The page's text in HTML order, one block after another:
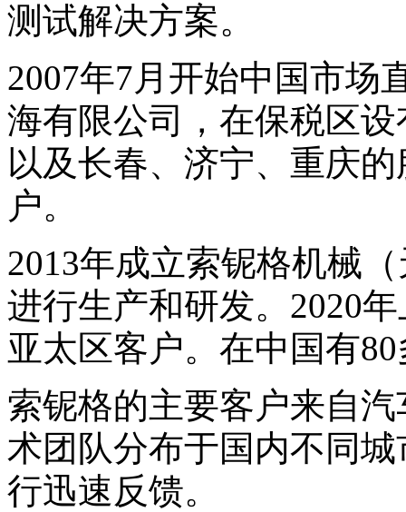
测试解决方案。
2007年7月开始中国市场
海有限公司，在保税区
以及长春、济宁、重庆
户。
2013年成立索铌格机械
进行生产和研发。2020
亚太区客户。在中国有
索铌格的主要客户来自
术团队分布于国内不同
行迅速反馈。